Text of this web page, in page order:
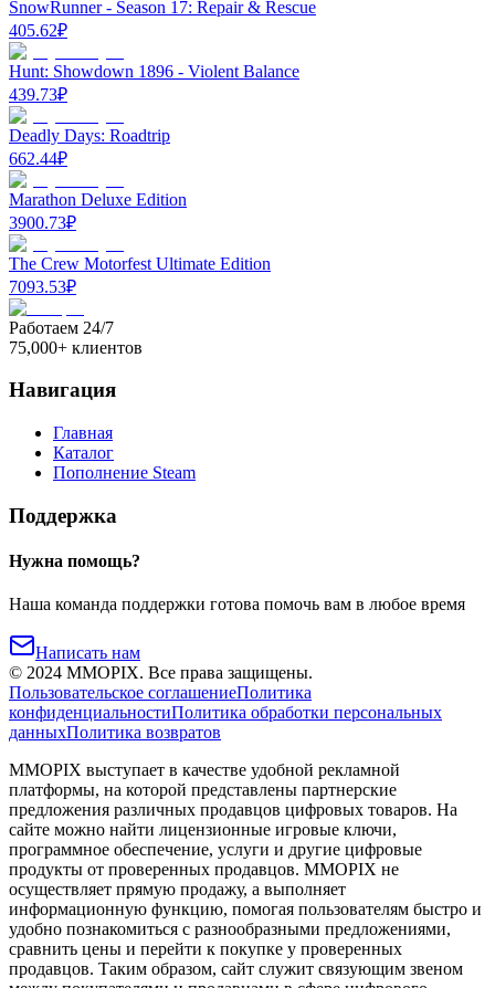
SnowRunner - Season 17: Repair & Rescue
405.62₽
Hunt: Showdown 1896 - Violent Balance
439.73₽
Deadly Days: Roadtrip
662.44₽
Marathon Deluxe Edition
3900.73₽
The Crew Motorfest Ultimate Edition
7093.53₽
Работаем 24/7
75,000+ клиентов
Навигация
Главная
Каталог
Пополнение Steam
Поддержка
Нужна помощь?
Наша команда поддержки готова помочь вам в любое время
Написать нам
© 2024 MMOPIX. Все права защищены.
Пользовательское соглашениеПолитика
конфиденциальностиПолитика обработки персональных
данныхПолитика возвратов
MMOPIX выступает в качестве удобной рекламной
платформы, на которой представлены партнерские
предложения различных продавцов цифровых товаров. На
сайте можно найти лицензионные игровые ключи,
программное обеспечение, услуги и другие цифровые
продукты от проверенных продавцов. MMOPIX не
осуществляет прямую продажу, а выполняет
информационную функцию, помогая пользователям быстро и
удобно познакомиться с разнообразными предложениями,
сравнить цены и перейти к покупке у проверенных
продавцов. Таким образом, сайт служит связующим звеном